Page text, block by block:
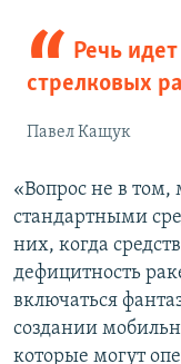
Речь
стрелковых
Павел Кащук
«Вопрос не в
стандартными
них, когда
дефицитность
включаться
создании
которые могут